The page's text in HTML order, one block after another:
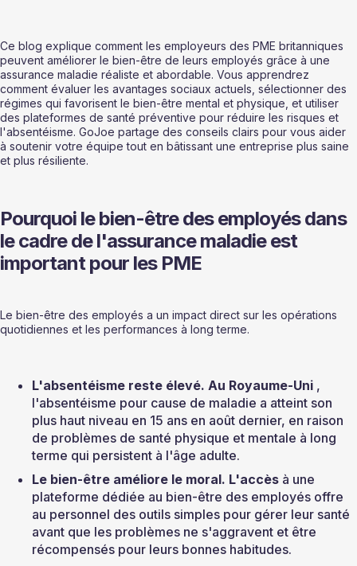
Ce blog explique comment les employeurs des PME britanniques
peuvent améliorer le bien-être de leurs employés grâce à une
assurance maladie réaliste et abordable. Vous apprendrez
comment évaluer les avantages sociaux actuels, sélectionner des
régimes qui favorisent le bien-être mental et physique, et utiliser
des plateformes de santé préventive pour réduire les risques et
l'absentéisme. GoJoe partage des conseils clairs pour vous aider
à soutenir votre équipe tout en bâtissant une entreprise plus saine
et plus résiliente.
Pourquoi le bien-être des employés dans
le cadre de l'assurance maladie est
important pour les PME
Le bien-être des employés a un impact direct sur les opérations
quotidiennes et les performances à long terme.
L'absentéisme reste élevé. Au Royaume-Uni ,
l'absentéisme pour cause de maladie a atteint son
plus haut niveau en 15 ans en août dernier, en raison
de problèmes de santé physique et mentale à long
terme qui persistent à l'âge adulte.
Le bien-être améliore le moral. L'accès à une
plateforme dédiée au bien-être des employés offre
au personnel des outils simples pour gérer leur santé
avant que les problèmes ne s'aggravent et être
récompensés pour leurs bonnes habitudes.